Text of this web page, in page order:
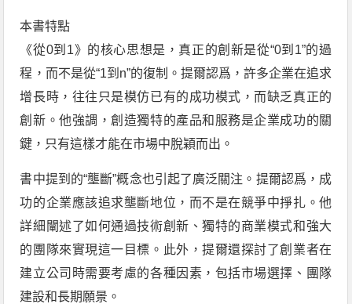
本書特點
《從0到1》的核心思想是，真正的創新是從“0到1”的過
程，而不是從“1到n”的復制。提爾認爲，許多企業在追求
增長時，往往只是模仿已有的成功模式，而缺乏真正的
創新。他強調，創造獨特的產品和服務是企業成功的關
鍵，只有這樣才能在市場中脫穎而出。
書中提到的“壟斷”概念也引起了廣泛關注。提爾認爲，成
功的企業應該追求壟斷地位，而不是在競爭中掙扎。他
詳細闡述了如何通過技術創新、獨特的商業模式和強大
的團隊來實現這一目標。此外，提爾還探討了創業者在
建立公司時需要考慮的各種因素，包括市場選擇、團隊
建設和長期願景。